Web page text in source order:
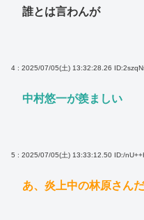
誰とは言わんが
4 : 2025/07/05(土) 13:32:28.26
中村悠一が羨ましい
5 : 2025/07/05(土) 13:33:12.50 ID:/
あ、炎上中の林原さんだ